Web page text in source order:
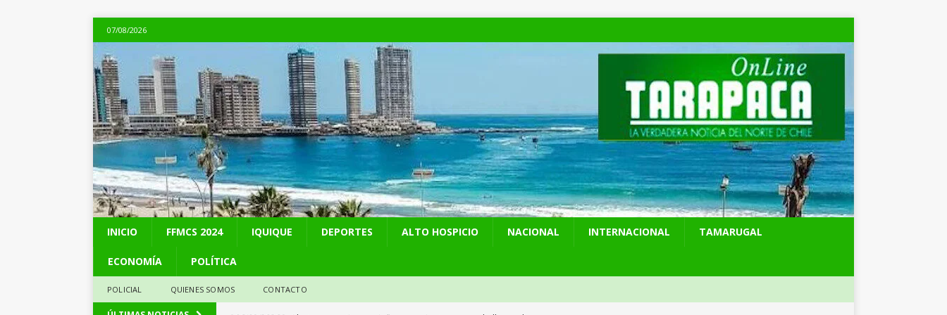
07/08/2026
INICIO FFMCS 2024 IQUIQUE DEPORTES ALTO HOSPICIO NACIONAL INTERNACIONAL TAMARUGAL
ECONOMÍA POLÍTICA
POLICIAL QUIENES SOMOS CONTACTO